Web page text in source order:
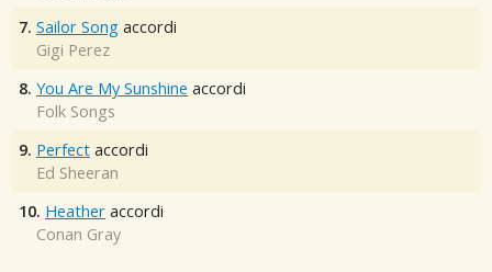
7. Sailor Song accordi
Gigi Perez
8. You Are My Sunshine accordi
Folk Songs
9. Perfect accordi
Ed Sheeran
10. Heather accordi
Conan Gray